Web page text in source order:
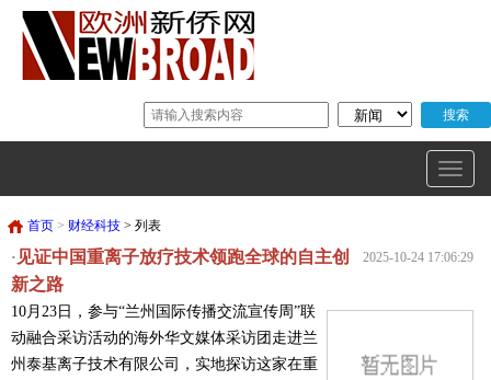
首页 > 财经科技 > 列表
2025-10-24 17:06:29
· 见证中国重离子放疗技术领跑全球的自主创
新之路
10月23日，参与“兰州国际传播交流宣传周”联
动融合采访活动的海外华文媒体采访团走进兰
州泰基离子技术有限公司，实地探访这家在重